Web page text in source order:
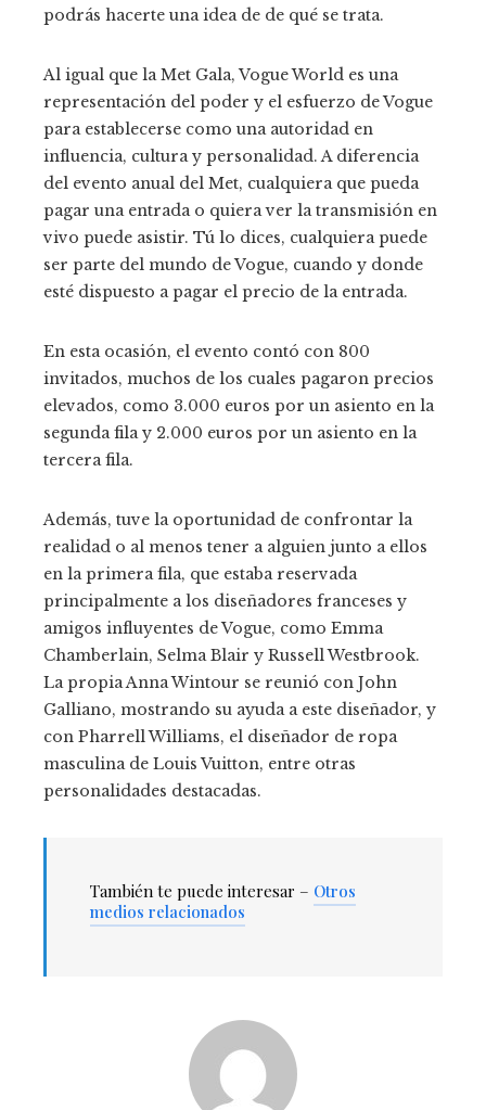
podrás hacerte una idea de de qué se trata.
Al igual que la Met Gala, Vogue World es una
representación del poder y el esfuerzo de Vogue
para establecerse como una autoridad en
influencia, cultura y personalidad. A diferencia
del evento anual del Met, cualquiera que pueda
pagar una entrada o quiera ver la transmisión en
vivo puede asistir. Tú lo dices, cualquiera puede
ser parte del mundo de Vogue, cuando y donde
esté dispuesto a pagar el precio de la entrada.
En esta ocasión, el evento contó con 800
invitados, muchos de los cuales pagaron precios
elevados, como 3.000 euros por un asiento en la
segunda fila y 2.000 euros por un asiento en la
tercera fila.
Además, tuve la oportunidad de confrontar la
realidad o al menos tener a alguien junto a ellos
en la primera fila, que estaba reservada
principalmente a los diseñadores franceses y
amigos influyentes de Vogue, como Emma
Chamberlain, Selma Blair y Russell Westbrook.
La propia Anna Wintour se reunió con John
Galliano, mostrando su ayuda a este diseñador, y
con Pharrell Williams, el diseñador de ropa
masculina de Louis Vuitton, entre otras
personalidades destacadas.
También te puede interesar – Otros
medios relacionados